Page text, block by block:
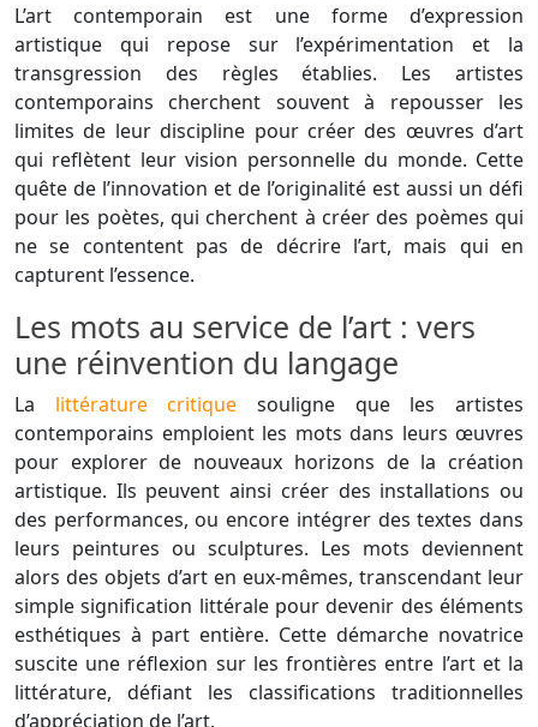
L’art contemporain est une forme d’expression
artistique qui repose sur l’expérimentation et la
transgression des règles établies. Les artistes
contemporains cherchent souvent à repousser les
limites de leur discipline pour créer des œuvres d’art
qui reflètent leur vision personnelle du monde. Cette
quête de l’innovation et de l’originalité est aussi un défi
pour les poètes, qui cherchent à créer des poèmes qui
ne se contentent pas de décrire l’art, mais qui en
capturent l’essence.
Les mots au service de l’art : vers
une réinvention du langage
La littérature critique souligne que les artistes
contemporains emploient les mots dans leurs œuvres
pour explorer de nouveaux horizons de la création
artistique. Ils peuvent ainsi créer des installations ou
des performances, ou encore intégrer des textes dans
leurs peintures ou sculptures. Les mots deviennent
alors des objets d’art en eux-mêmes, transcendant leur
simple signification littérale pour devenir des éléments
esthétiques à part entière. Cette démarche novatrice
suscite une réflexion sur les frontières entre l’art et la
littérature, défiant les classifications traditionnelles
d’appréciation de l’art.